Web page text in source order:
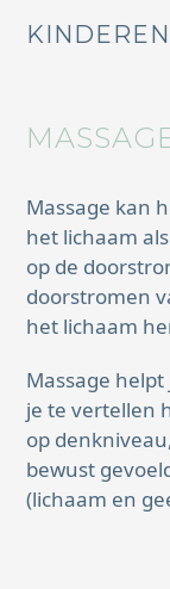
KINDEREN
Massage kan
het lichaam
op de
doorstromen
het lichaam
Massage
je te vertellen
op
bewust
(lichaam en